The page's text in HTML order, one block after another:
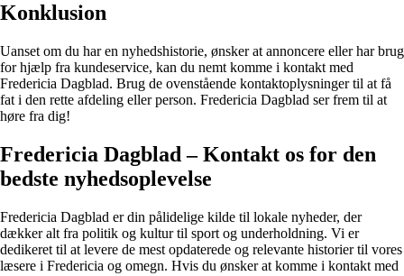
Konklusion
Uanset om du har en nyhedshistorie, ønsker at annoncere eller har brug
for hjælp fra kundeservice, kan du nemt komme i kontakt med
Fredericia Dagblad. Brug de ovenstående kontaktoplysninger til at få
fat i den rette afdeling eller person. Fredericia Dagblad ser frem til at
høre fra dig!
Fredericia Dagblad – Kontakt os for den
bedste nyhedsoplevelse
Fredericia Dagblad er din pålidelige kilde til lokale nyheder, der
dækker alt fra politik og kultur til sport og underholdning. Vi er
dedikeret til at levere de mest opdaterede og relevante historier til vores
læsere i Fredericia og omegn. Hvis du ønsker at komme i kontakt med